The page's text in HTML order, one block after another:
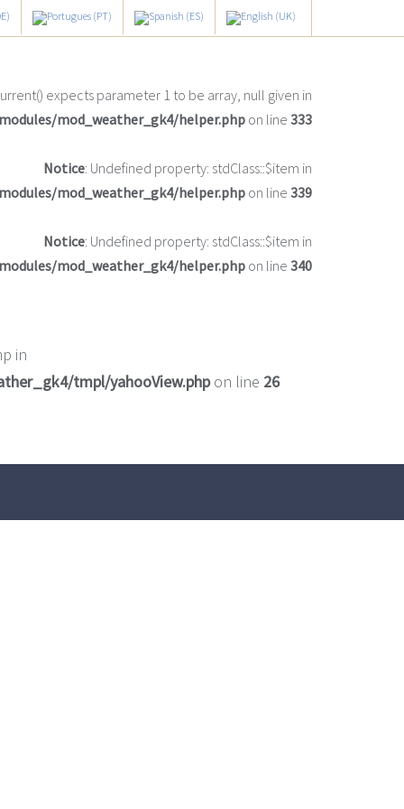
expects parameter 1 to be array, null given in
mod_weather_gk4/helper.phpon line 333
Notice: Undefined property: stdClass::$item in
mod_weather_gk4/helper.phpon line 339
Notice: Undefined property: stdClass::$item in
mod_weather_gk4/helper.phpon line 340
in
tmpl/yahooView.phpon line 26